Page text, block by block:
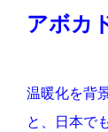
アボカ
温暖化を背
と、日本で